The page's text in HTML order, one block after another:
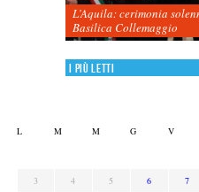
L’Aquila: cerimonia
Basilica Collemaggio
I più letti
L M M G V
3
4 5 6 7